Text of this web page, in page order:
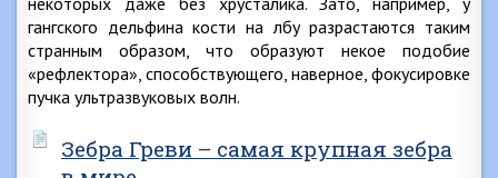
гангского дельфина кости на лбу разрастаются таким
странным образом, что образуют некое подобие
«рефлектора», способствующего, наверное, фокусировке
пучка ультразвуковых волн.
Зебра Греви – самая крупная зебра